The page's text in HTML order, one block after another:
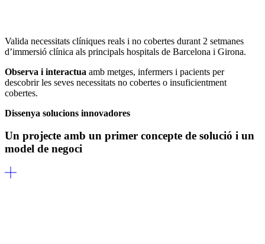
Valida necessitats clíniques reals i no cobertes durant 2 setmanes
d’immersió clínica als principals hospitals de Barcelona i Girona.
Observa i interactua amb metges, infermers i pacients per
descobrir les seves necessitats no cobertes o insuficientment
cobertes.
Dissenya solucions innovadores
Un projecte amb un primer concepte de solució i un
model de negoci